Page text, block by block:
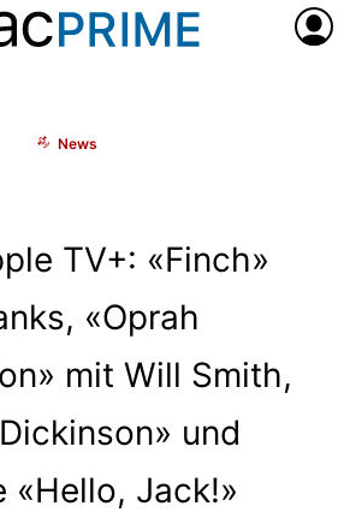
News
TV+: «Finch»
«Oprah
mit Will Smith,
und
«Hello, Jack!»